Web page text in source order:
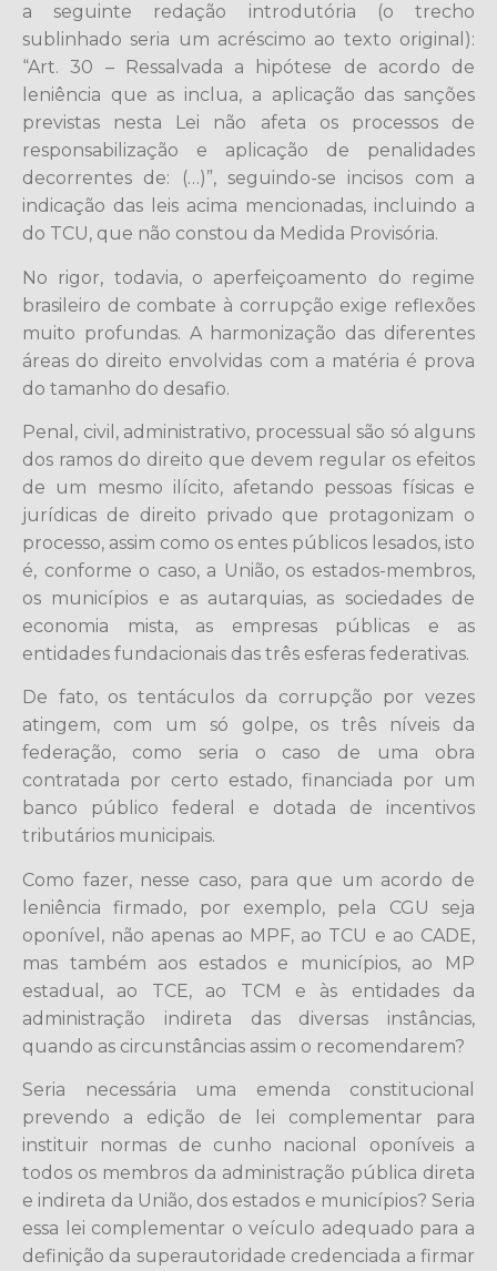
a seguinte redação introdutória (o trecho
sublinhado seria um acréscimo ao texto original):
“Art. 30 – Ressalvada a hipótese de acordo de
leniência que as inclua, a aplicação das sanções
previstas nesta Lei não afeta os processos de
responsabilização e aplicação de penalidades
decorrentes de: (…)”, seguindo-se incisos com a
indicação das leis acima mencionadas, incluindo a
do TCU, que não constou da Medida Provisória.
No rigor, todavia, o aperfeiçoamento do regime
brasileiro de combate à corrupção exige reflexões
muito profundas. A harmonização das diferentes
áreas do direito envolvidas com a matéria é prova
do tamanho do desafio.
Penal, civil, administrativo, processual são só alguns
dos ramos do direito que devem regular os efeitos
de um mesmo ilícito, afetando pessoas físicas e
jurídicas de direito privado que protagonizam o
processo, assim como os entes públicos lesados, isto
é, conforme o caso, a União, os estados-membros,
os municípios e as autarquias, as sociedades de
economia mista, as empresas públicas e as
entidades fundacionais das três esferas federativas.
De fato, os tentáculos da corrupção por vezes
atingem, com um só golpe, os três níveis da
federação, como seria o caso de uma obra
contratada por certo estado, financiada por um
banco público federal e dotada de incentivos
tributários municipais.
Como fazer, nesse caso, para que um acordo de
leniência firmado, por exemplo, pela CGU seja
oponível, não apenas ao MPF, ao TCU e ao CADE,
mas também aos estados e municípios, ao MP
estadual, ao TCE, ao TCM e às entidades da
administração indireta das diversas instâncias,
quando as circunstâncias assim o recomendarem?
Seria necessária uma emenda constitucional
prevendo a edição de lei complementar para
instituir normas de cunho nacional oponíveis a
todos os membros da administração pública direta
e indireta da União, dos estados e municípios? Seria
essa lei complementar o veículo adequado para a
definição da superautoridade credenciada a firmar